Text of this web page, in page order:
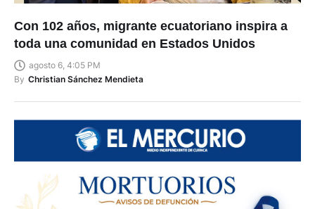
Con 102 años, migrante ecuatoriano inspira a
toda una comunidad en Estados Unidos
agosto 6, 4:05 PM
By Christian Sánchez Mendieta